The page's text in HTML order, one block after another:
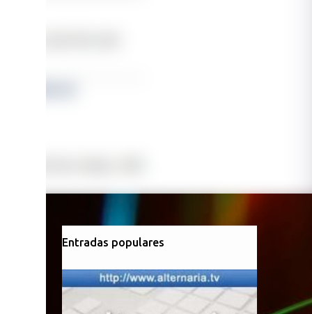
Entradas populares